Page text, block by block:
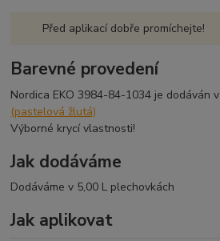
Před aplikací dobře promíchejte!
Barevné provedení
Nordica EKO 3984-84-1034 je dodáván v
(pastelová žlutá)
Výborné krycí vlastnosti!
Jak dodáváme
Dodáváme v 5,00 L plechovkách
Jak aplikovat